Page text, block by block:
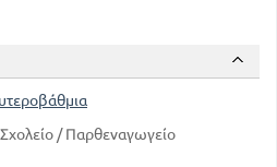
/ Παρθεναγωγείο